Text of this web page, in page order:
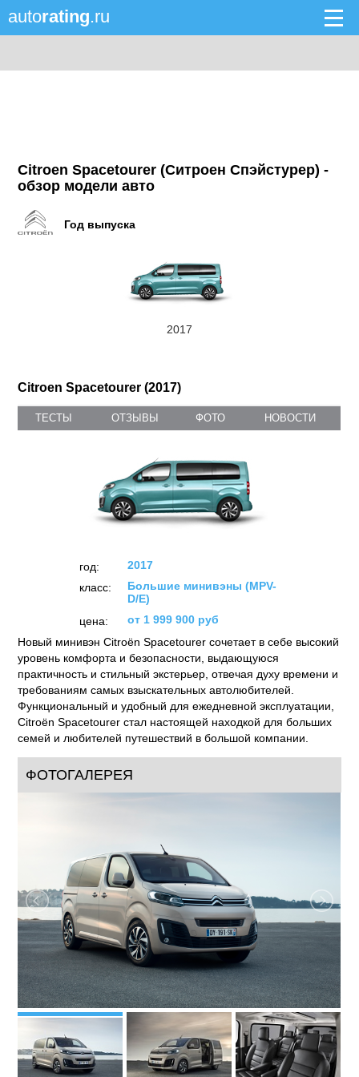
autorating.ru
Citroen Spacetourer (Ситроен Спэйстурер) -
обзор модели авто
Год выпуска
2017
Citroen Spacetourer (2017)
ТЕСТЫ ОТЗЫВЫ ФОТО НОВОСТИ
год:
2017
класс:
Большие минивэны (MPV-
D/E)
цена:
от 1 999 900 руб
Новый минивэн Citroёn Spacetourer сочетает в себе высокий
уровень комфорта и безопасности, выдающуюся
практичность и стильный экстерьер, отвечая духу времени и
требованиям самых взыскательных автолюбителей.
Функциональный и удобный для ежедневной эксплуатации,
Citroёn Spacetourer стал настоящей находкой для больших
семей и любителей путешествий в большой компании.
ФОТОГАЛЕРЕЯ